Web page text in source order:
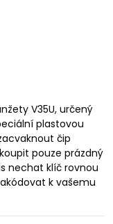
V35U, určený
plastovou
čip
pouze prázdný
nechat klíč rovnou
k vašemu